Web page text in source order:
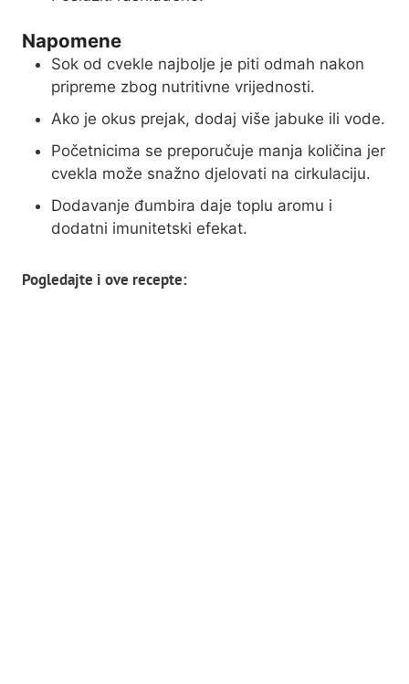
Napomene
Sok od cvekle najbolje je piti odmah nakon
pripreme zbog nutritivne vrijednosti.
Ako je okus prejak, dodaj više jabuke ili vode.
Početnicima se preporučuje manja količina jer
cvekla može snažno djelovati na cirkulaciju.
Dodavanje đumbira daje toplu aromu i
dodatni imunitetski efekat.
Pogledajte i ove recepte: